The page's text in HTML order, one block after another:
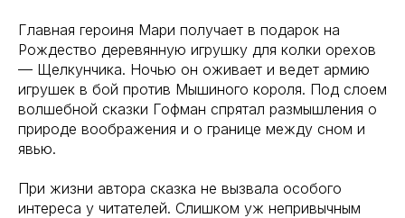
Главная героиня Мари получает в подарок на
Рождество деревянную игрушку для колки орехов
— Щелкунчика. Ночью он оживает и ведет армию
игрушек в бой против Мышиного короля. Под слоем
волшебной сказки Гофман спрятал размышления о
природе воображения и о границе между сном и
явью.
При жизни автора сказка не вызвала особого
интереса у читателей. Слишком уж непривычным